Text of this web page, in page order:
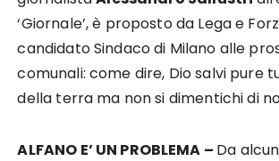
‘Giornale’, è proposto da Lega e
candidato Sindaco di Milano alle
comunali: come dire, Dio salvi pure
della terra ma non si dimentichi di
ALFANO E’ UN PROBLEMA – Da